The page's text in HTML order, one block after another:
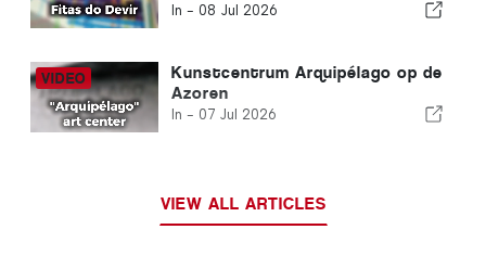
In - 08 Jul 2026
Kunstcentrum Arquipélago op de
Azoren
In - 07 Jul 2026
VIEW ALL ARTICLES